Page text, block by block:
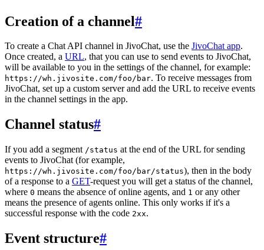
Creation of a channel#
To create a Chat API channel in JivoChat, use the JivoChat app.
Once created, a URL, that you can use to send events to JivoChat,
will be available to you in the settings of the channel, for example:
https://wh.jivosite.com/foo/bar. To receive messages from
JivoChat, set up a custom server and add the URL to receive events
in the channel settings in the app.
Channel status#
If you add a segment /status at the end of the URL for sending
events to JivoChat (for example,
https://wh.jivosite.com/foo/bar/status), then in the body
of a response to a GET-request you will get a status of the channel,
where 0 means the absence of online agents, and 1 or any other
means the presence of agents online. This only works if it's a
successful response with the code 2xx.
Event structure#